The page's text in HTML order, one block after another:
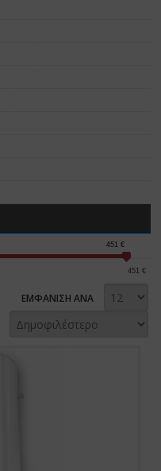
451 €
451 €
ΕΜΦΑΝΙΣΗ ΑΝΑ